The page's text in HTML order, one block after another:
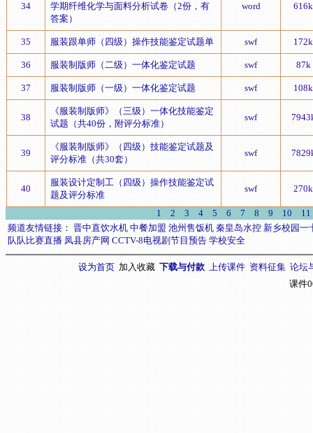
34
学期纤维化学与面料分析试卷（2份，有
答案）
word 616k
35 服装跟单师（四级）操作技能鉴定试题单 swf 172k
36 服装制版师（二级）一体化鉴定试题 swf 87k
37 服装制版师（一级）一体化鉴定试题 swf 108k
38
《服装制版师》（三级）一体化技能鉴定
试题（共40份，附评分标准）
swf
39
《服装制版师》（四级）技能鉴定试题及
评分标准（共30套）
swf
40
服装设计定制工（四级）操作技能鉴定试
题及评分标准
swf 270k
1 2 3 4 5 6 7 8 9 10
11
频道友情链接：晋中直饮水机 中餐加盟 池州售饭机 秦皇岛水控 新乡校园一
队队比赛直播 凤县房产网 CCTV-8电视剧节目预告 学校安全
设为首页 加入收藏 下载与付款 上传课件 资料征集 论坛
课件